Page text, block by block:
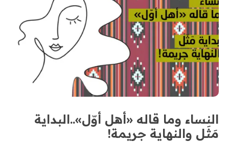
النساء وما قاله «أهل أوّل»..البداية
مَثَل والنهاية جريمة!